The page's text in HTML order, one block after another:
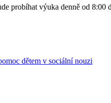
probíhat výuka denně od 8:00
bude od 12:30 do 15:30
zástupci žáků, kteří budou do
informacemi.
Ivo Feistauer ředitel školy